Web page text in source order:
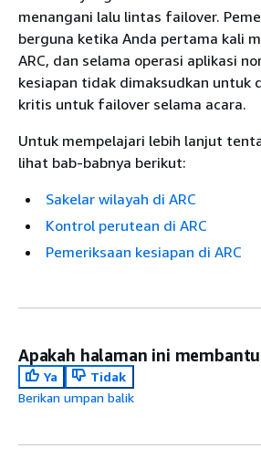
menangani lalu lintas failover.
berguna ketika Anda pertama kali
ARC, dan selama operasi aplikasi
kesiapan tidak dimaksudkan untuk
kritis untuk failover selama acara.
Untuk mempelajari lebih lanjut
lihat bab-babnya berikut:
Sakelar wilayah di ARC
Kontrol perutean di ARC
Pemeriksaan kesiapan di ARC
Apakah halaman ini membantu
Ya
Tidak
Berikan umpan balik